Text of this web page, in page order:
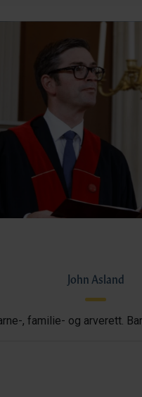
John Asland
, familie- og arverett.